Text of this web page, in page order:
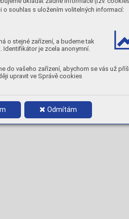
o souhlas s uložením volitelných informací:
o stejné zařízení, a budeme tak
je zcela anonymní.
do vašeho zařízení, abychom se vás už
upravit ve Správě cookies
Odmítám
Redry
ing temp
erature:

2,5 350 71642500 60-110